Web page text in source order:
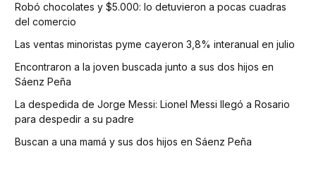
Robó chocolates y $5.000: lo detuvieron a pocas cuadras
del comercio
Las ventas minoristas pyme cayeron 3,8% interanual en julio
Encontraron a la joven buscada junto a sus dos hijos en
Sáenz Peña
La despedida de Jorge Messi: Lionel Messi llegó a Rosario
para despedir a su padre
Buscan a una mamá y sus dos hijos en Sáenz Peña